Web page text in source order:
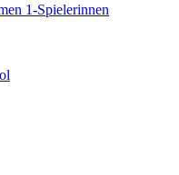
1-Spielerinnen